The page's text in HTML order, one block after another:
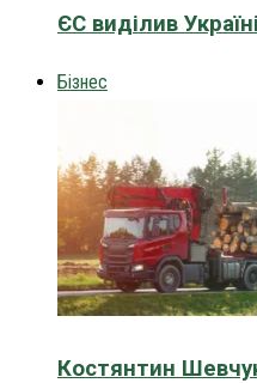
ЄС виділив
Бізнес
Костянтин